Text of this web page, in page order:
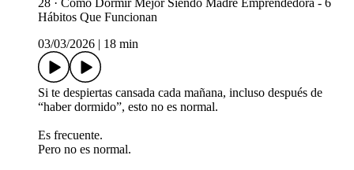
28 · Cómo Dormir Mejor Siendo Madre Emprendedora - 6
Hábitos Que Funcionan
03/03/2026
18 min
Si te despiertas cansada cada mañana, incluso después de
“haber dormido”, esto no es normal.
Es frecuente.
Pero no es normal.